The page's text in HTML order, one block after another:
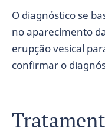
O diagnóstico se
no aparecimento
erupção vesical
confirmar o